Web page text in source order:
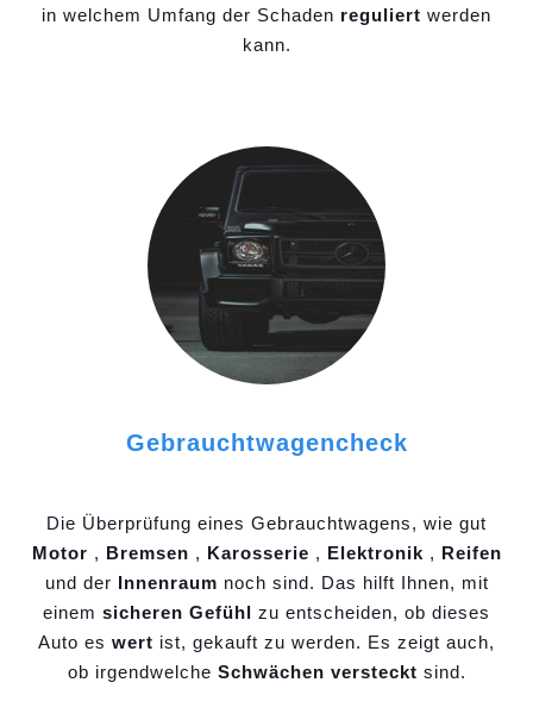
in welchem Umfang der Schaden reguliert werden
kann.
Gebrauchtwagencheck
Die Überprüfung eines Gebrauchtwagens, wie gut
Motor , Bremsen , Karosserie , Elektronik , Reifen
und der Innenraum noch sind. Das hilft Ihnen, mit
einem sicheren Gefühl zu entscheiden, ob dieses
Auto es wert ist, gekauft zu werden. Es zeigt auch,
ob irgendwelche Schwächen versteckt sind.